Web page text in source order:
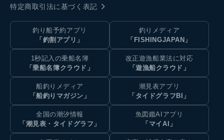
特定商取引法に基づく表記
釣り船予約アプリ
「釣割アプリ」
釣りメディア
「FISHINGJAPAN」
1秒記入の乗船名簿
「乗船名簿クラウド」
改正遊漁船業法に対応
「遊漁船クラウド」
船釣りメディア
「船釣りマガジン」
潮見表アプリ
「タイドグラフBI」
全国の潮汐情報
「潮見表・タイドグラフ」
魚図鑑AIアプリ
「マイAI」